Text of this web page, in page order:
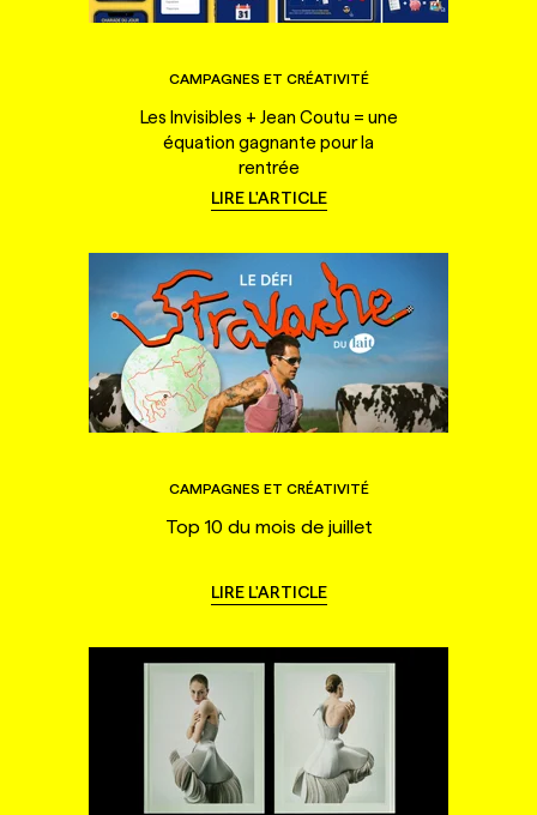
CAMPAGNES ET CRÉATIVITÉ
Les Invisibles + Jean Coutu = une
équation gagnante pour la
rentrée
LIRE L'ARTICLE
CAMPAGNES ET CRÉATIVITÉ
Top 10 du mois de juillet
LIRE L'ARTICLE